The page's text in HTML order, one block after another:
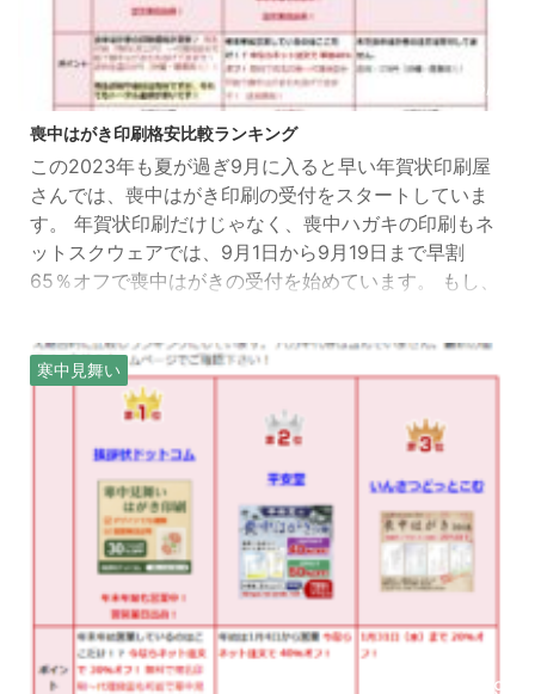
2023/8/9
喪中はがき印刷格安比較ランキング
この2023年も夏が過ぎ9月に入ると早い年賀状印刷屋
さんでは、喪中はがき印刷の受付をスタートしていま
す。 年賀状印刷だけじゃなく、喪中ハガキの印刷もネ
ットスクウェアでは、9月1日から9月19日まで早割
65％オフで喪中はがきの受付を始めています。 もし、
まれると超お得に激安でオーダーできます。 また、喪
中はがきを出す時期は、相手が年賀状を書く前の10月
～12月上旬に届くように送りましょう。 喪中はがき印
刷の選び方と安さの秘訣 喪中はがき印刷の選び方に
は、価格だ ...
寒中見舞い
2018/8/19